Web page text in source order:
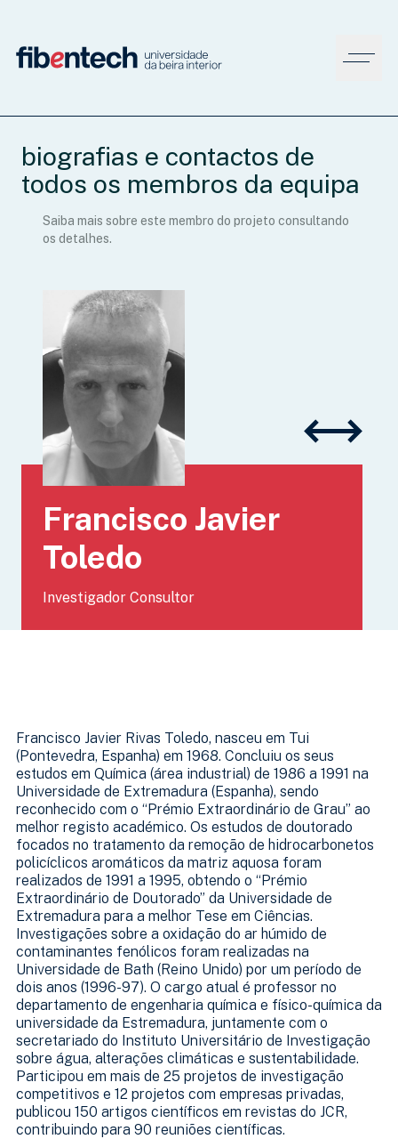
biografias e contactos de
todos os membros da equipa
Saiba mais sobre este membro do projeto consultando
os detalhes.
Francisco Javier
Toledo
Investigador Consultor
Francisco Javier Rivas Toledo, nasceu em Tui
(Pontevedra, Espanha) em 1968. Concluiu os seus
estudos em Química (área industrial) de 1986 a 1991 na
Universidade de Extremadura (Espanha), sendo
reconhecido com o “Prémio Extraordinário de Grau” ao
melhor registo académico. Os estudos de doutorado
focados no tratamento da remoção de hidrocarbonetos
policíclicos aromáticos da matriz aquosa foram
realizados de 1991 a 1995, obtendo o “Prémio
Extraordinário de Doutorado” da Universidade de
Extremadura para a melhor Tese em Ciências.
Investigações sobre a oxidação do ar húmido de
contaminantes fenólicos foram realizadas na
Universidade de Bath (Reino Unido) por um período de
dois anos (1996-97). O cargo atual é professor no
departamento de engenharia química e físico-química da
universidade da Estremadura, juntamente com o
secretariado do Instituto Universitário de Investigação
sobre água, alterações climáticas e sustentabilidade.
Participou em mais de 25 projetos de investigação
competitivos e 12 projetos com empresas privadas,
publicou 150 artigos científicos em revistas do JCR,
contribuindo para 90 reuniões científicas.